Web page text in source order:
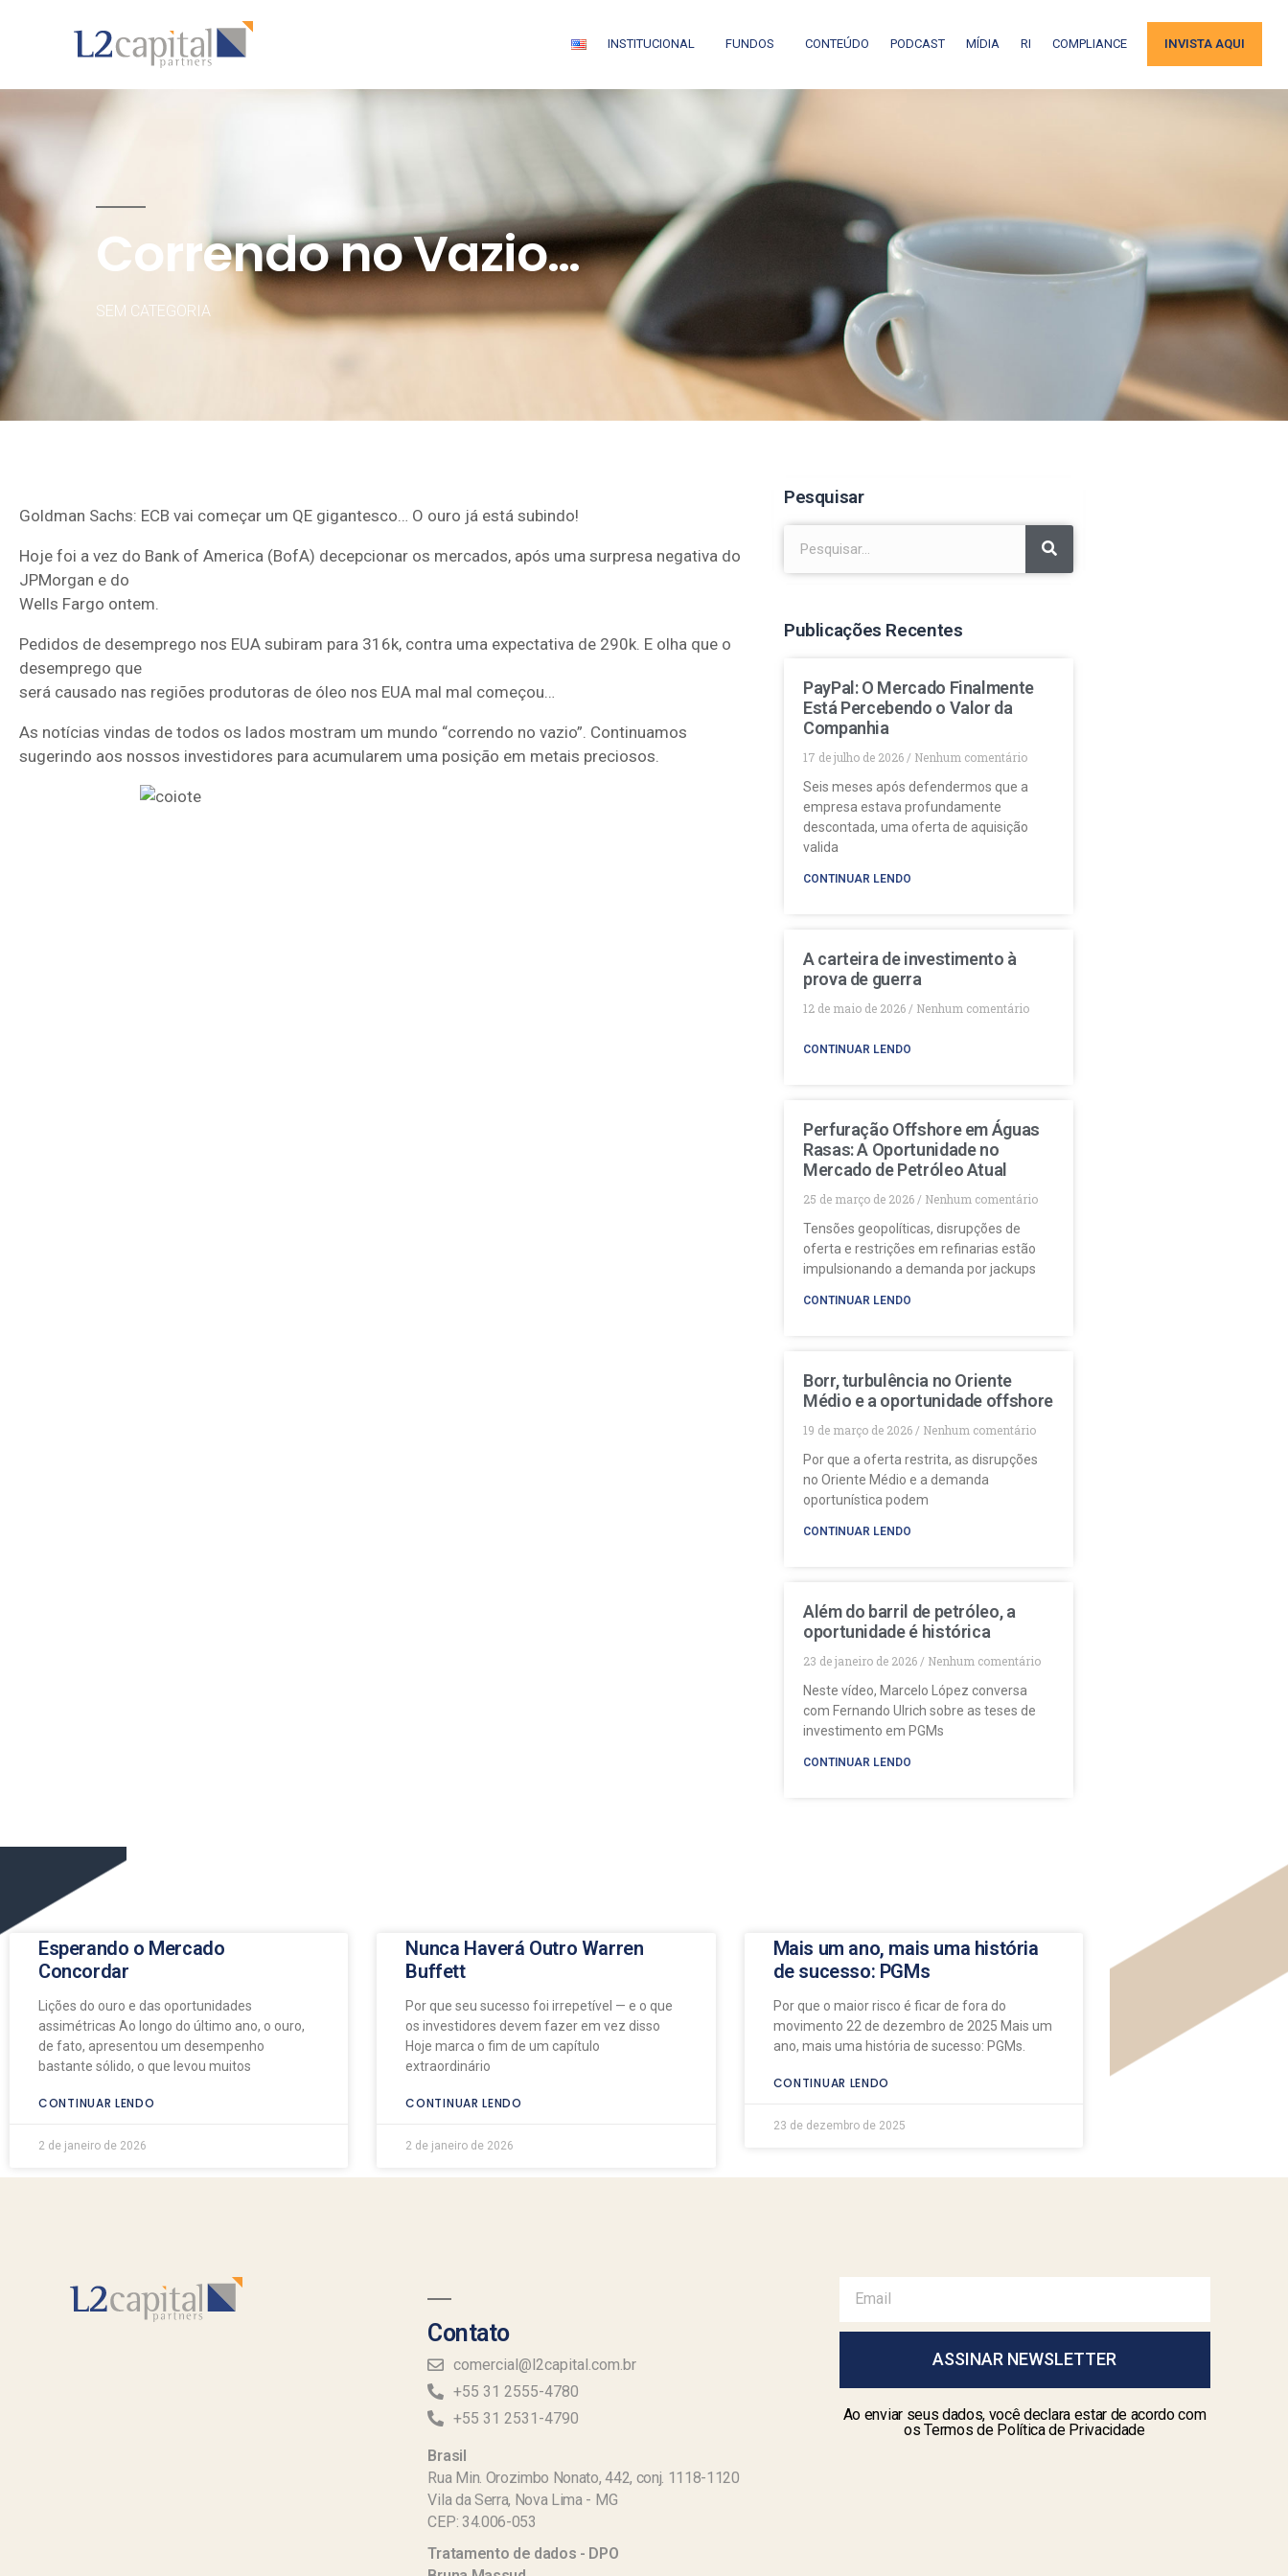
INSTITUCIONAL FUNDOS CONTEÚDO PODCAST MÍDIA RI COMPLIANCE INVISTA AQUI
Correndo no Vazio…
SEM CATEGORIA
Goldman Sachs: ECB vai começar um QE gigantesco… O ouro já está subindo!
Hoje foi a vez do Bank of America (BofA) decepcionar os mercados, após uma surpresa negativa do
JPMorgan e do
Wells Fargo ontem.
Pedidos de desemprego nos EUA subiram para 316k, contra uma expectativa de 290k. E olha que o
desemprego que
será causado nas regiões produtoras de óleo nos EUA mal mal começou…
As notícias vindas de todos os lados mostram um mundo “correndo no vazio”. Continuamos
sugerindo aos nossos investidores para acumularem uma posição em metais preciosos.
Pesquisar
Publicações Recentes
PayPal: O Mercado Finalmente
Está Percebendo o Valor da
Companhia
17 de julho de 2026
Nenhum comentário
Seis meses após defendermos que a
empresa estava profundamente
descontada, uma oferta de aquisição
valida
CONTINUAR LENDO
A carteira de investimento à
prova de guerra
12 de maio de 2026 Nenhum comentário
CONTINUAR LENDO
Perfuração Offshore em Águas
Rasas: A Oportunidade no
Mercado de Petróleo Atual
25 de março de 2026
Nenhum comentário
Tensões geopolíticas, disrupções de
oferta e restrições em refinarias estão
impulsionando a demanda por jackups
CONTINUAR LENDO
Borr, turbulência no Oriente
Médio e a oportunidade offshore
19 de março de 2026
Nenhum comentário
Por que a oferta restrita, as disrupções
no Oriente Médio e a demanda
oportunística podem
CONTINUAR LENDO
Além do barril de petróleo, a
oportunidade é histórica
23 de janeiro de 2026
Nenhum comentário
Neste vídeo, Marcelo López conversa
com Fernando Ulrich sobre as teses de
investimento em PGMs
CONTINUAR LENDO
Esperando o Mercado
Concordar
Lições do ouro e das oportunidades
assimétricas Ao longo do último ano, o ouro,
de fato, apresentou um desempenho
bastante sólido, o que levou muitos
CONTINUAR LENDO
2 de janeiro de 2026
Nunca Haverá Outro Warren
Buffett
Por que seu sucesso foi irrepetível — e o que
os investidores devem fazer em vez disso
Hoje marca o fim de um capítulo
extraordinário
CONTINUAR LENDO
2 de janeiro de 2026
Mais um ano, mais uma história
de sucesso: PGMs
Por que o maior risco é ficar de fora do
movimento 22 de dezembro de 2025 Mais um
ano, mais uma história de sucesso: PGMs.
CONTINUAR LENDO
23 de dezembro de 2025
Contato
comercial@l2capital.com.br
+55 31 2555-4780
+55 31 2531-4790
Brasil
Rua Min. Orozimbo Nonato, 442, conj. 1118-1120
Vila da Serra, Nova Lima - MG
CEP: 34.006-053
Tratamento de dados - DPO
ASSINAR NEWSLETTER
Ao enviar seus dados, você declara estar de acordo com
os Termos de Política de Privacidade